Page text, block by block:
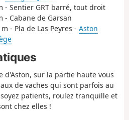
- Sentier GRT barré, tout droit
- Cabane de Garsan
- Pla de Las Peyres - Aston
d'Aston, sur la partie haute vous
de vaches qui sont parfois au
patients, roulez tranquille et
chez elles !